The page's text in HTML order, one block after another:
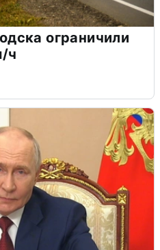
ограничили
ч